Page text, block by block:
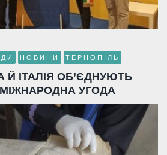
НОВИНИ ТЕРНОПІЛЬ
ІТАЛІЯ ОБ’ЄДНУЮТЬ
УГОДА